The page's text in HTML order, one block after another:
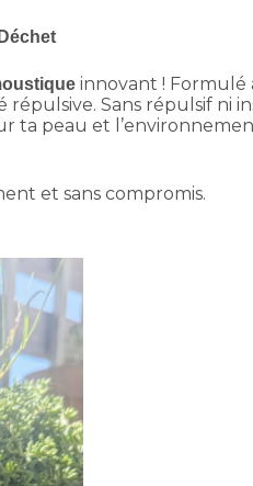
innovant ! Formulé
Sans répulsif ni
ta peau et
et sans compromis.